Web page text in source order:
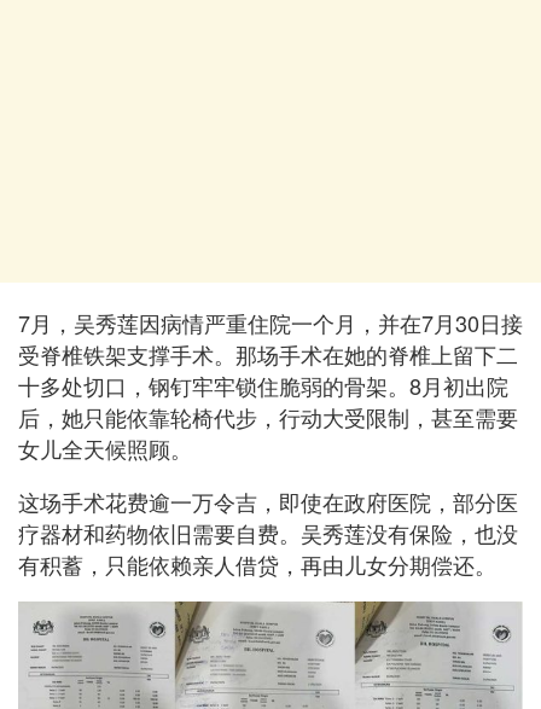
7月，吴秀莲因病情严重住院一个月，并在7月30日接
受脊椎铁架支撑手术。那场手术在她的脊椎上留下二
十多处切口，钢钉牢牢锁住脆弱的骨架。8月初出院
后，她只能依靠轮椅代步，行动大受限制，甚至需要
女儿全天候照顾。
这场手术花费逾一万令吉，即使在政府医院，部分医
疗器材和药物依旧需要自费。吴秀莲没有保险，也没
有积蓄，只能依赖亲人借贷，再由儿女分期偿还。